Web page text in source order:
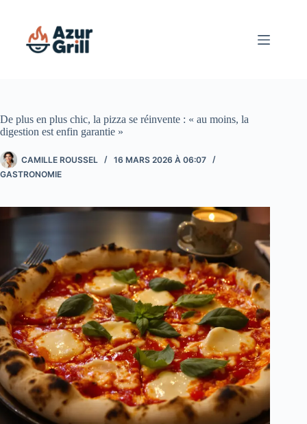
De plus en plus chic, la pizza se réinvente : « au moins, la
digestion est enfin garantie »
CAMILLE ROUSSEL
16 MARS 2026 À 06:07
GASTRONOMIE